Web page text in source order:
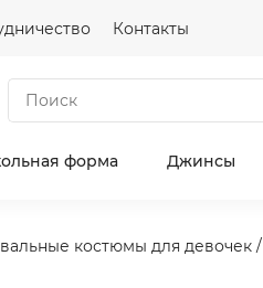
Контакты
форма Джинсы
костюмы для девочек /